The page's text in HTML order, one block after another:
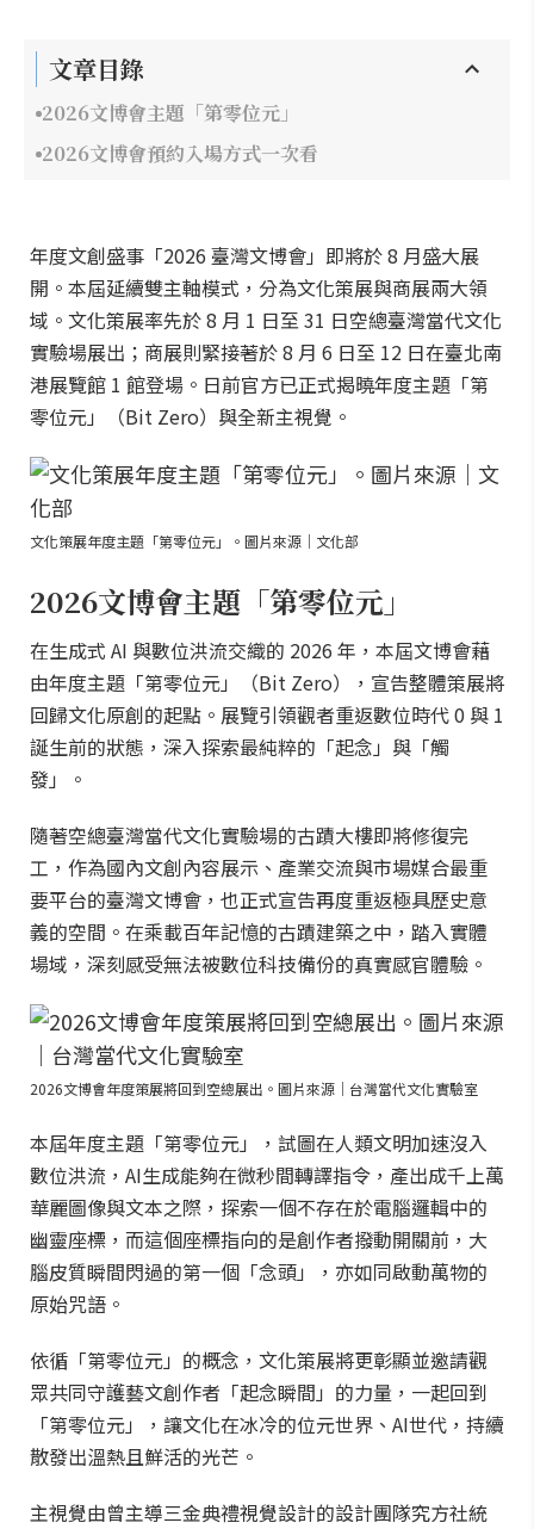
文章目錄
2026文博會主題「第零位元」
2026文博會預約入場方式一次看
年度文創盛事「2026 臺灣文博會」即將於 8 月盛大展
開。本屆延續雙主軸模式，分為文化策展與商展兩大領
域。文化策展率先於 8 月 1 日至 31 日空總臺灣當代文化
實驗場展出；商展則緊接著於 8 月 6 日至 12 日在臺北南
港展覽館 1 館登場。日前官方已正式揭曉年度主題「第
零位元」（Bit Zero）與全新主視覺。
文化策展年度主題「第零位元」。圖片來源｜文化部
2026文博會主題「第零位元」
在生成式 AI 與數位洪流交織的 2026 年，本屆文博會藉
由年度主題「第零位元」（Bit Zero），宣告整體策展將
回歸文化原創的起點。展覽引領觀者重返數位時代 0 與 1
誕生前的狀態，深入探索最純粹的「起念」與「觸
發」。
隨著空總臺灣當代文化實驗場的古蹟大樓即將修復完
工，作為國內文創內容展示、產業交流與市場媒合最重
要平台的臺灣文博會，也正式宣告再度重返極具歷史意
義的空間。在乘載百年記憶的古蹟建築之中，踏入實體
場域，深刻感受無法被數位科技備份的真實感官體驗。
2026文博會年度策展將回到空總展出。圖片來源｜台灣當代文化實驗室
本屆年度主題「第零位元」，試圖在人類文明加速沒入
數位洪流，AI生成能夠在微秒間轉譯指令，產出成千上萬
華麗圖像與文本之際，探索一個不存在於電腦邏輯中的
幽靈座標，而這個座標指向的是創作者撥動開關前，大
腦皮質瞬間閃過的第一個「念頭」，亦如同啟動萬物的
原始咒語。
依循「第零位元」的概念，文化策展將更彰顯並邀請觀
眾共同守護藝文創作者「起念瞬間」的力量，一起回到
「第零位元」，讓文化在冰冷的位元世界、AI世代，持續
散發出溫熱且鮮活的光芒。
主視覺由曾主導三金典禮視覺設計的設計團隊究方社統